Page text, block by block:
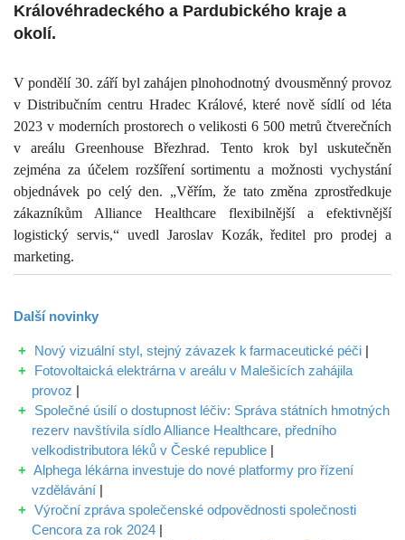
Královéhradeckého a Pardubického kraje a
okolí.
V pondělí 30. září byl zahájen plnohodnotný dvousměnný provoz
v Distribučním centru Hradec Králové, které nově sídlí od léta
2023 v moderních prostorech o velikosti 6 500 metrů čtverečních
v areálu Greenhouse Březhrad. Tento krok byl uskutečněn
zejména za účelem rozšíření sortimentu a možnosti vychystání
objednávek po celý den. „Věřím, že tato změna zprostředkuje
zákazníkům Alliance Healthcare flexibilnější a efektivnější
logistický servis,“ uvedl Jaroslav Kozák, ředitel pro prodej a
marketing.
Další novinky
Nový vizuální styl, stejný závazek k farmaceutické péči |
Fotovoltaická elektrárna v areálu v Malešicích zahájila
provoz |
Společné úsilí o dostupnost léčiv: Správa státních hmotných
rezerv navštívila sídlo Alliance Healthcare, předního
velkodistributora léků v České republice |
Alphega lékárna investuje do nové platformy pro řízení
vzdělávání |
Výroční zpráva společenské odpovědnosti společnosti
Cencora za rok 2024 |